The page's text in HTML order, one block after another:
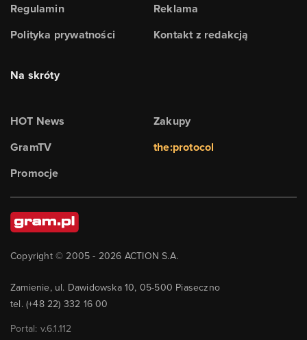
Regulamin
Polityka prywatności
Reklama
Kontakt z redakcją
Na skróty
HOT News
GramTV
Promocje
Zakupy
the:protocol
Copyright © 2005 - 2026 ACTION S.A.
Zamienie, ul. Dawidowska 10, 05-500 Piaseczno
tel. (+48 22) 332 16 00
Portal: v.6.1.112